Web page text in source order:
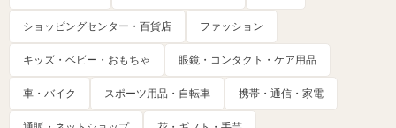
ショッピングセンター・百貨店 ファッション
キッズ・ベビー・おもちゃ 眼鏡・コンタクト・ケア用品
車・バイク スポーツ用品・自転車 携帯・通信・家電